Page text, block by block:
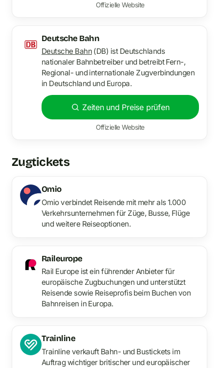
Offizielle Website
Deutsche Bahn
Deutsche Bahn(DB) ist Deutschlands
nationaler Bahnbetreiber und betreibt Fern-,
Regional- und internationale Zugverbindungen
in Deutschland und Europa.
Zeiten und Preise prüfen
Offizielle Website
Zugtickets
Omio
Omio verbindet Reisende mit mehr als 1.000
Verkehrsunternehmen für Züge, Busse, Flüge
und weitere Reiseoptionen.
Raileurope
Rail Europe ist ein führender Anbieter für
europäische Zugbuchungen und unterstützt
Reisende sowie Reiseprofis beim Buchen von
Bahnreisen in Europa.
Trainline
Trainline verkauft Bahn- und Bustickets im
Auftrag wichtiger britischer und europäischer